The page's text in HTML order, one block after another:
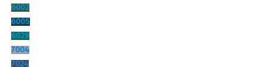
6002
6005
6029
7004
7024